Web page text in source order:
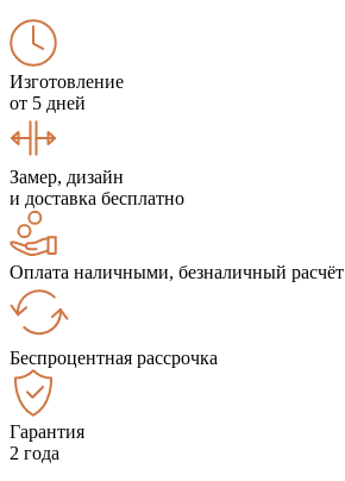
Изготовление
от 5 дней
Замер, дизайн
и доставка бесплатно
Оплата наличными, безналичный расчёт
Беспроцентная рассрочка
Гарантия
2 года